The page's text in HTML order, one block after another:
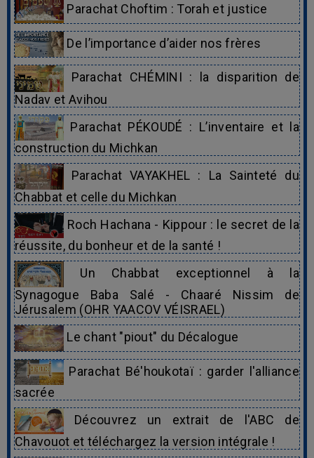
Parachat Choftim : Torah et justice
De l’importance d’aider nos frères
Parachat CHÉMINI : la disparition de
Nadav et Avihou
Parachat PÉKOUDÉ : L’inventaire et la
construction du Michkan
Parachat VAYAKHEL : La Sainteté du
Chabbat et celle du Michkan
Roch Hachana - Kippour : le secret de la
réussite, du bonheur et de la santé !
Un Chabbat exceptionnel à la
Synagogue Baba Salé - Chaaré Nissim de
Jérusalem (OHR YAACOV VÉISRAEL)
Le chant "piout" du Décalogue
Parachat Bé'houkotaï : garder l'alliance
sacrée
Découvrez un extrait de l'ABC de
Chavouot et téléchargez la version intégrale !